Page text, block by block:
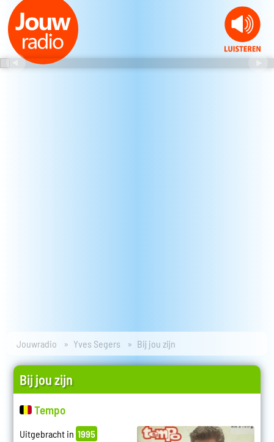
Jouwradio Yves Segers Bij jou zijn
Bij jou zijn
Tempo
Uitgebracht in 1995